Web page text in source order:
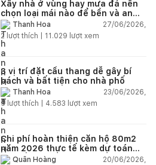
Xây nhà ở vùng hay mưa đá nên
chọn loại mái nào để bền và an
toàn?Thanh Hoa
27/06/2026,
2 lượt thích | 11.029 lượt xem
3 vị trí đặt cầu thang dễ gây bí
bách và bất tiện cho nhà phố
Thanh Hoa
23/06/2026,
5 lượt thích | 4.583 lượt xem
Chi phí hoàn thiện căn hộ 80m2
năm 2026 thực tế kèm dự toán
chi tiết từng hạng mục
Quân Hoàng
20/06/2026,